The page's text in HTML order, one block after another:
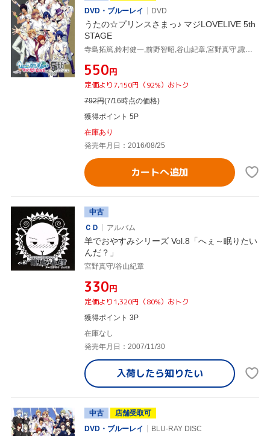
DVD・ブルーレイ
DVD
うたの☆プリンスさまっ♪ マジLOVELIVE 5th
STAGE
¥550円
定価より7,150円（92%）おトク
792円(7/16時点の価格)
獲得ポイント 5P
在庫あり
発売年月日：2016/08/25
カートへ追加
中古
ＣＤ
アルバム
羊でおやすみシリーズ Vol.8「へぇ～眠りたい
んだ？」
宮野真守/谷山紀章
¥330円
定価より1,320円（80%）おトク
獲得ポイント 3P
在庫なし
発売年月日：2007/11/30
入荷したら知りたい
中古
店舗受取可
DVD・ブルーレイ
BLU-RAY DISC